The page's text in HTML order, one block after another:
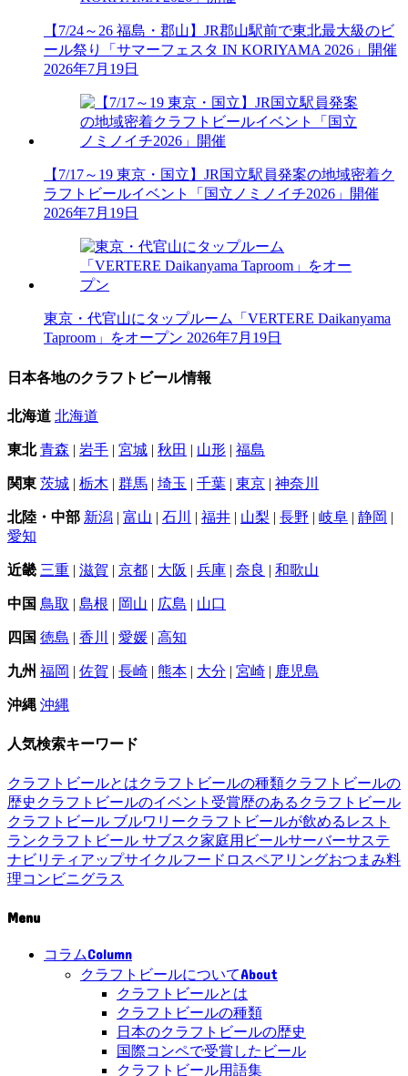
【7/24～26 福島・郡山】JR郡山駅前で東北最大級のビ
ール祭り「サマーフェスタ IN KORIYAMA 2026」開催
2026年7月19日
【7/17～19 東京・国立】JR国立駅員発案の地域密着ク
ラフトビールイベント「国立ノミノイチ2026」開催
2026年7月19日
東京・代官山にタップルーム「VERTERE Daikanyama
Taproom」をオープン 2026年7月19日
日本各地のクラフトビール情報
北海道 北海道
東北 青森 | 岩手 | 宮城 | 秋田 | 山形 | 福島
関東 茨城 | 栃木 | 群馬 | 埼玉 | 千葉 | 東京 | 神奈川
北陸・中部 新潟 | 富山 | 石川 | 福井 | 山梨 | 長野 | 岐阜 | 静岡 |
愛知
近畿 三重 | 滋賀 | 京都 | 大阪 | 兵庫 | 奈良 | 和歌山
中国 鳥取 | 島根 | 岡山 | 広島 | 山口
四国 徳島 | 香川 | 愛媛 | 高知
九州 福岡 | 佐賀 | 長崎 | 熊本 | 大分 | 宮崎 | 鹿児島
沖縄 沖縄
人気検索キーワード
クラフトビールとはクラフトビールの種類クラフトビールの
歴史 クラフトビールのイベント 受賞歴のあるクラフトビール
クラフトビール ブルワリークラフトビールが飲めるレスト
ランクラフトビール サブスク家庭用ビールサーバーサステ
ナビリティ アップサイクルフードロスペアリングおつまみ料
理コンビニグラス
Menu
コラムColumn
クラフトビールについてAbout
クラフトビールとは
クラフトビールの種類
日本のクラフトビールの歴史
国際コンペで受賞したビール
クラフトビール用語集